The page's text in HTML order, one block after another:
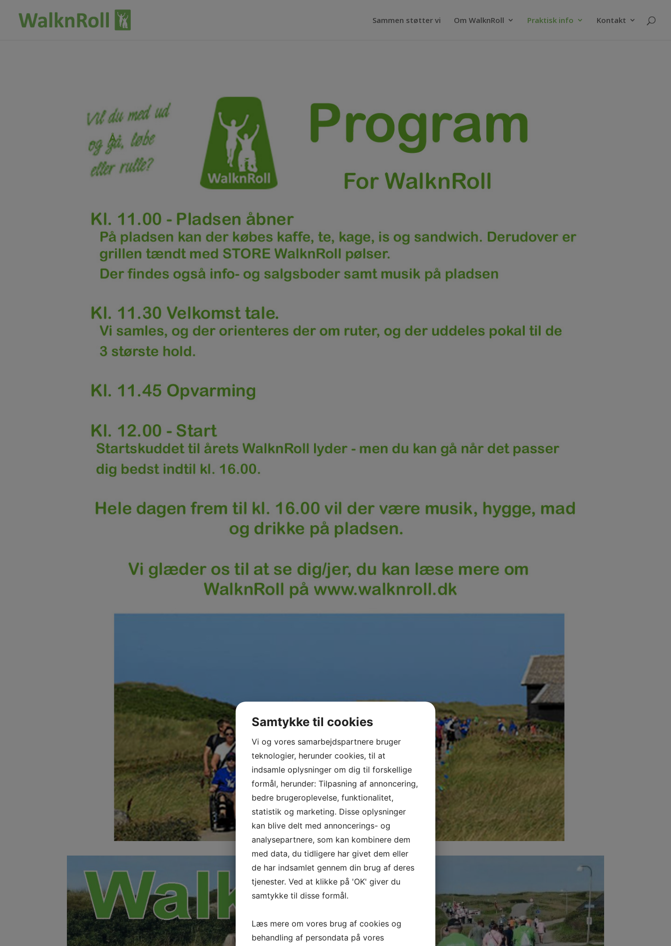
Sammen støtter vi Om WalknRoll Praktisk info Kontakt
Samtykke til cookies
Vi og vores samarbejdspartnere bruger
teknologier, herunder cookies, til at
indsamle oplysninger om dig til forskellige
formål, herunder: Tilpasning af annoncering,
bedre brugeroplevelse, funktionalitet,
statistik og marketing. Disse oplysninger
kan blive delt med annoncerings- og
analysepartnere, som kan kombinere dem
med data, du tidligere har givet dem eller
de har indsamlet gennem din brug af deres
tjenester. Ved at klikke på 'OK' giver du
samtykke til disse formål.
Læs mere om vores brug af cookies og
behandling af persondata på vores